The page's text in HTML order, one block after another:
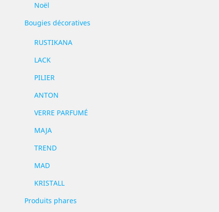
Noël
Bougies décoratives
RUSTIKANA
LACK
PILIER
ANTON
VERRE PARFUMÉ
MAJA
TREND
MAD
KRISTALL
Produits phares